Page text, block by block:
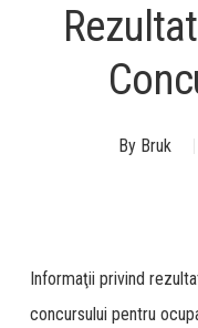
By Bruk
Informaţii privind
concursului pentru